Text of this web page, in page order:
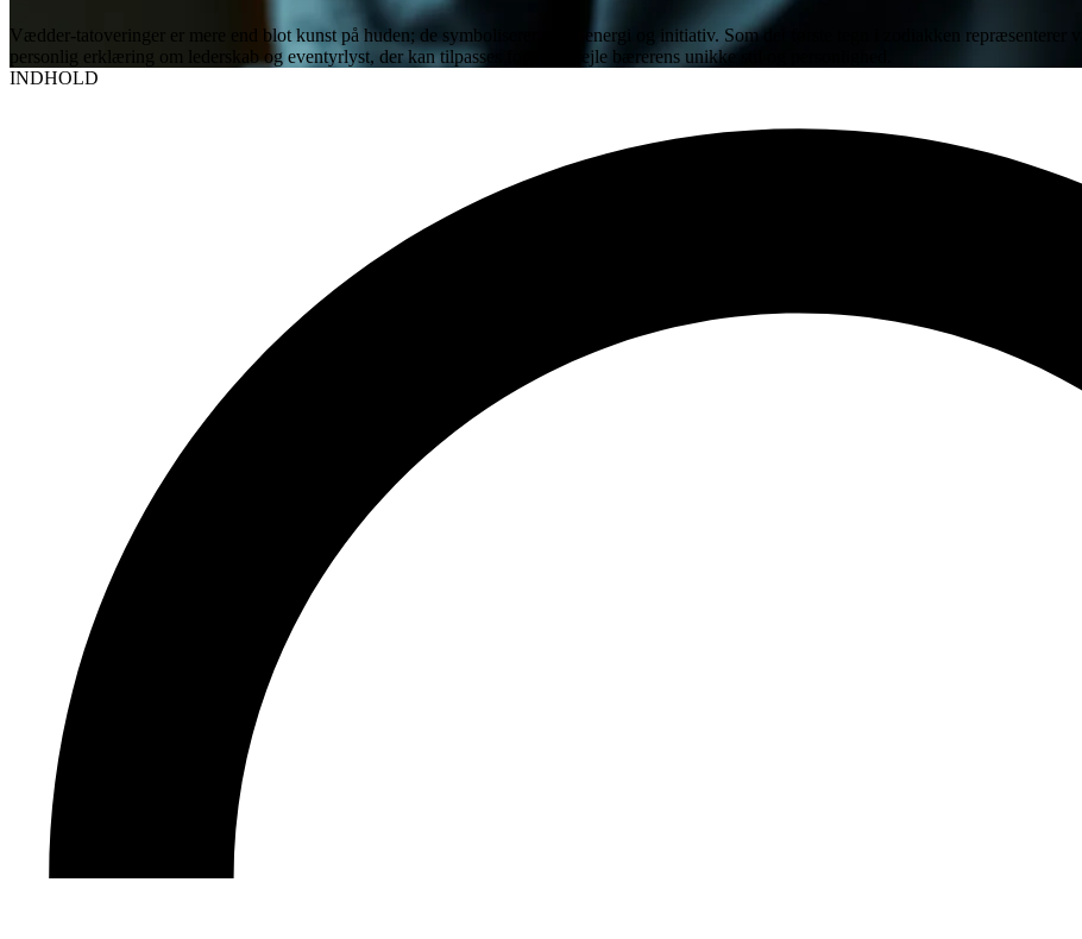
Vædder-tatoveringer er mere end blot kunst på huden; de symboliserer mod, energi og initiativ. Som det første tegn i zodiakken
personlig erklæring om lederskab og eventyrlyst, der kan tilpasses for at afspejle bærerens unikke stil og personlighed.
INDHOLD